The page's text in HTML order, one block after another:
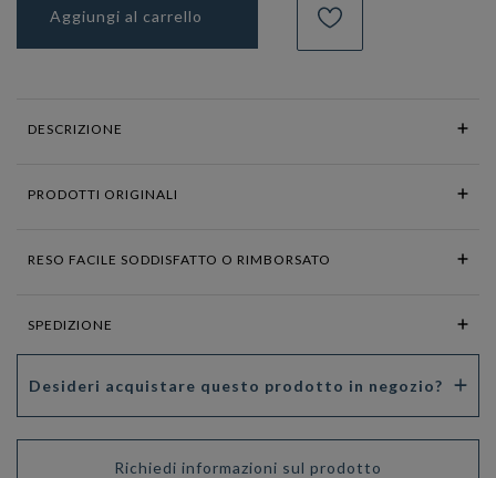
Aggiungi al carrello
DESCRIZIONE
PRODOTTI ORIGINALI
RESO FACILE SODDISFATTO O RIMBORSATO
SPEDIZIONE
Desideri acquistare questo prodotto in negozio?
Richiedi informazioni sul prodotto